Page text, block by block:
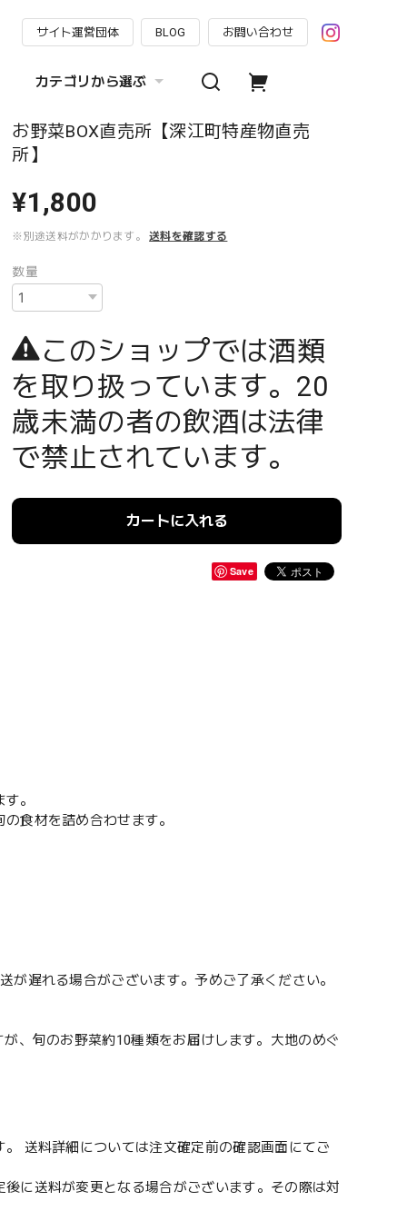
サイト運営団体 BLOG お問い合わせ
カテゴリから選ぶ
お野菜BOX直売所【深江町特産物直売
所】
¥1,800
※別途送料がかかります。 送料を確認する
数量
このショップでは酒類
を取り扱っています。20
歳未満の者の飲酒は法律
で禁止されています。
カートに入れる
Save
。
食材を詰め合わせます。
遅れる場合がございます。予めご了承ください。
、旬のお野菜約10種類をお届けします。大地のめぐ
送料詳細については注文確定前の確認画面にてご
に送料が変更となる場合がございます。その際は対